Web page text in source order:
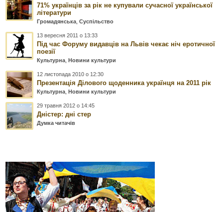
71% українців за рік не купували сучасної української
літератури
Громадянська ,Суспільство
13 вересня 2011 о 13:33
Під час Форуму видавців на Львів чекає ніч еротичної
поезії
Культурна ,Новини культури
12 листопада 2010 о 12:30
Презентація Ділового щоденника українця на 2011 рік
Культурна ,Новини культури
29 травня 2012 о 14:45
Дністер: дні стер
Думка читачів